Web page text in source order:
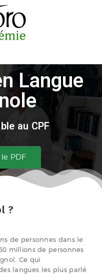
Langue
au CPF
PDF
?
de personnes dans le
millions de personnes
Ce qui
langues les plus parlé